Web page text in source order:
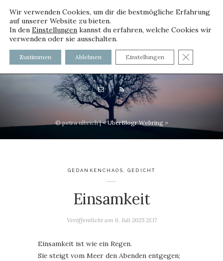
voller worte - mit und ohne
Innenfutter
© petra ulbrich |< UberBlogr Webring >
GEDANKENCHAOS,GEDICHT
Einsamkeit
Veröffentlicht am 6. Juli 2025 21:17
Einsamkeit ist wie ein Regen.
Sie steigt vom Meer den Abenden entgegen;
Wir verwenden Cookies, um dir die bestmögliche Erfahrung
auf unserer Website zu bieten.
In den Einstellungen kannst du erfahren, welche Cookies wir
verwenden oder sie ausschalten.
Zustimmen Ablehnen Einstellungen GDPR